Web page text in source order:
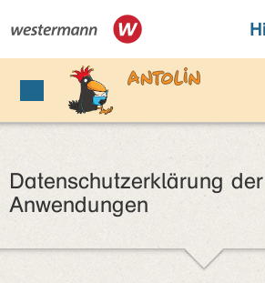
Datenschutzerklärung
Anwendungen